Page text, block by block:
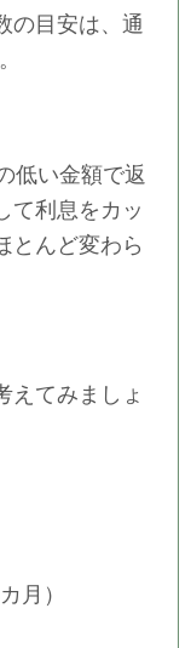
の目安は、通
低い金額で返
て利息をカッ
とんど変わら
えてみましょ
月）